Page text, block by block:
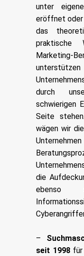
unter
eröffnet oder
das
praktische
Marketing-
durch
schwierigen
Seite
wägen wir
die
ebenso
–
seit 1998für